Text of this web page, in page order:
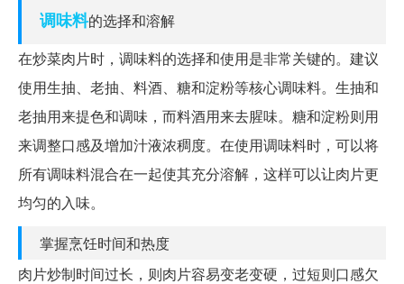
调味料的选择和溶解
在炒菜肉片时，调味料的选择和使用是非常关键的。建议
使用生抽、老抽、料酒、糖和淀粉等核心调味料。生抽和
老抽用来提色和调味，而料酒用来去腥味。糖和淀粉则用
来调整口感及增加汁液浓稠度。在使用调味料时，可以将
所有调味料混合在一起使其充分溶解，这样可以让肉片更
均匀的入味。
掌握烹饪时间和热度
肉片炒制时间过长，则肉片容易变老变硬，过短则口感欠